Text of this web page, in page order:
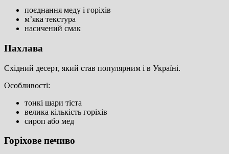
поєднання меду і горіхів
м’яка текстура
насичений смак
Пахлава
Східний десерт, який став популярним і в Україні.
Особливості:
тонкі шари тіста
велика кількість горіхів
сироп або мед
Горіхове печиво